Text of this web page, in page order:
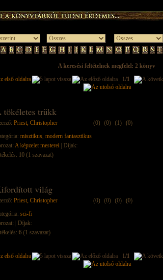
A keresési feltételnek megfelel: 2 könyv
1/1
tökéletes trükk
Priest, Christopher (0) (0) (1) (0)
misztikus, modern fantasztikus
A képzelet mesterei| Díjak:
10 (1 szavazat)
világ
Priest, Christopher (0) (0) (0) (0)
sci-fi
| Díjak:
6 (1 szavazat)
1/1